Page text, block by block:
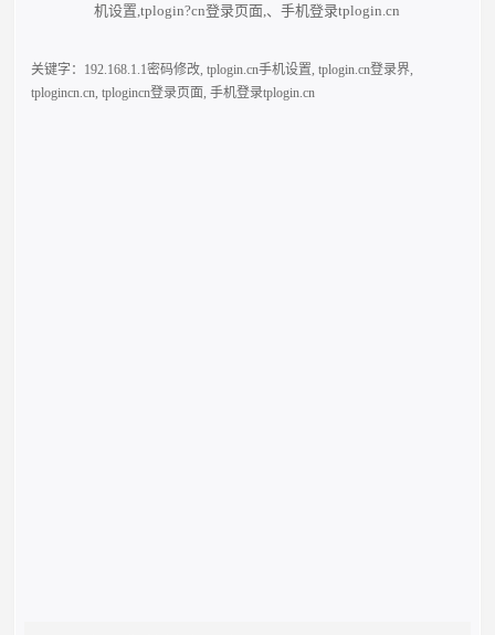
关键字： 192.168.1.1密码修改,tplogin.cn手机设置,tplogin.cn登录界,
tplogincn.cn,tplogincn登录页面,手机登录tplogin.cn